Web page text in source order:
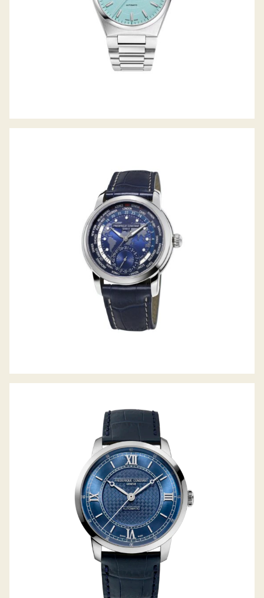
MANUFACTURE WORLDTIMER
CLASSICS PREMIERE AUTOMATIC